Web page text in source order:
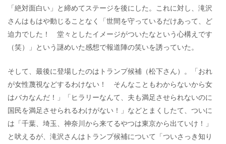
「絶対面白い」と締めてステージを後にした。これに対し、滝沢
さんはもはや動じることなく「世間を守っているだけあって、ど
迫力でした！ 堂々としたイメージがついたなという心構えです
（笑）」という謎めいた感想で報道陣の笑いを誘っていた。
そして、最後に登場したのはトランプ候補（松下さん）。「おれ
が女性蔑視などするわけない！ そんなこともわからないから女
はバカなんだ！」「ヒラリーなんて、夫も満足させられないのに
国民を満足させられるわけがない！」などとまくしたて、ついに
は「千葉、埼玉、神奈川から来てるやつは東京から出ていけ！」
と吠えるが、滝沢さんはトランプ候補について「ついさっき知り